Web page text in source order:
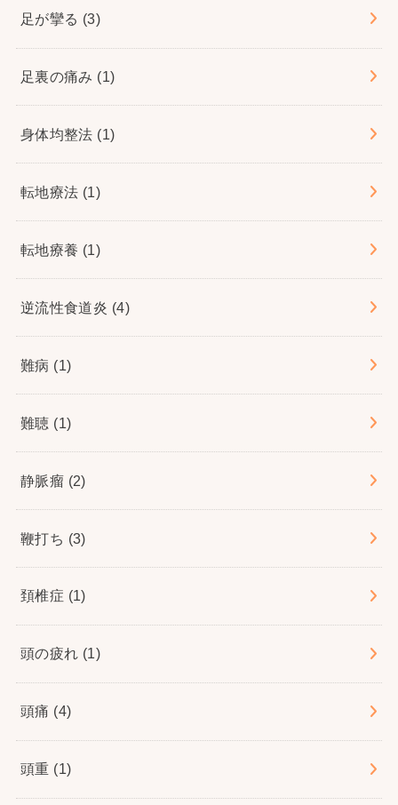
足が攣る (3)
足裏の痛み (1)
身体均整法 (1)
転地療法 (1)
転地療養 (1)
逆流性食道炎 (4)
難病 (1)
難聴 (1)
静脈瘤 (2)
鞭打ち (3)
頚椎症 (1)
頭の疲れ (1)
頭痛 (4)
頭重 (1)